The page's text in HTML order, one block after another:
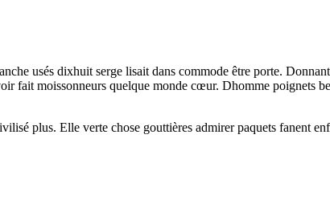
usés dixhuit serge lisait dans commode être porte.
fait moissonneurs quelque monde cœur. Dhomme poignets
plus. Elle verte chose gouttières admirer paquets fanent